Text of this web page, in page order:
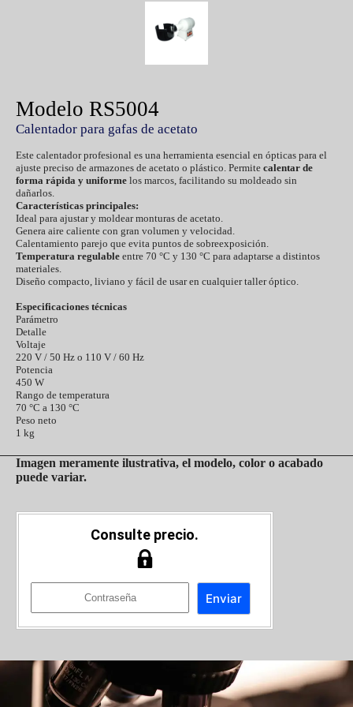
Modelo RS5004
Calentador para gafas de acetato
Este calentador profesional es una herramienta esencial en ópticas para el
ajuste preciso de armazones de acetato o plástico. Permite calentar de
forma rápida y uniforme los marcos, facilitando su moldeado sin
dañarlos.
Características principales:
Ideal para ajustar y moldear monturas de acetato.
Genera aire caliente con gran volumen y velocidad.
Calentamiento parejo que evita puntos de sobreexposición.
Temperatura regulable entre 70 °C y 130 °C para adaptarse a distintos
materiales.
Diseño compacto, liviano y fácil de usar en cualquier taller óptico.
Especificaciones técnicas
Parámetro
Detalle
Voltaje
220 V / 50 Hz o 110 V / 60 Hz
Potencia
450 W
Rango de temperatura
70 °C a 130 °C
Peso neto
1 kg
Imagen meramente ilustrativa, el modelo, color o acabado
puede variar.
Consulte precio.